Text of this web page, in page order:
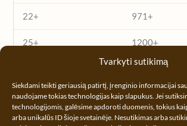
Tvarkyti sutikimą
Siekdami teikti geriausią patirtį, įrenginio informacijai
naudojame tokias technologijas kaip slapukus. Jei
technologijomis, galėsime apdoroti duomenis, tokius
arba unikalūs ID šioje svetainėje. Nesutikimas arba
22+ 971+
25+ 1200+
aiškiai. Plačiau:Kas yra UMF?